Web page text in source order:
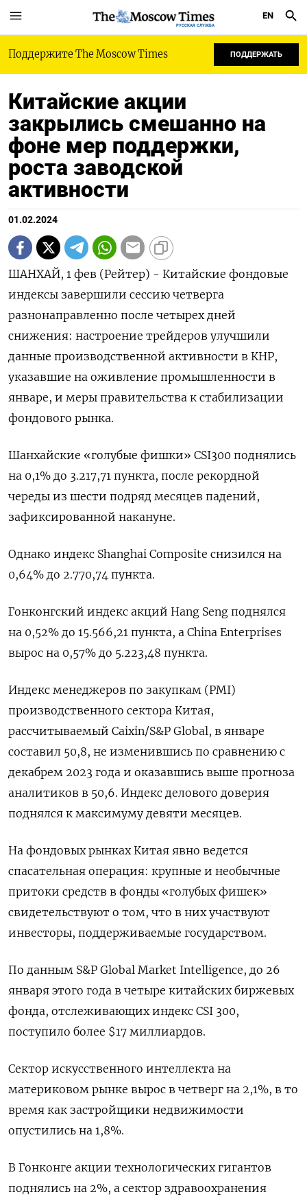
РУССКАЯ СЛУЖБА
EN
Поддержите The Moscow Times ПОДДЕРЖАТЬ
Китайские акции
закрылись смешанно на
фоне мер поддержки,
роста заводской
активности
01.02.2024
ШАНХАЙ, 1 фев (Рейтер) - Китайские фондовые
индексы завершили сессию четверга
разнонаправленно после четырех дней
снижения: настроение трейдеров улучшили
данные производственной активности в КНР,
указавшие на оживление промышленности в
январе, и меры правительства к стабилизации
фондового рынка.
Шанхайские «голубые фишки» CSI300 поднялись
на 0,1% до 3.217,71 пункта, после рекордной
череды из шести подряд месяцев падений,
зафиксированной накануне.
Однако индекс Shanghai Composite снизился на
0,64% до 2.770,74 пункта.
Гонконгский индекс акций Hang Seng поднялся
на 0,52% до 15.566,21​ пункта, а China Enterprises
вырос на 0,57% до 5.223,48 пункта.
Индекс менеджеров по закупкам (PMI)
производственного сектора Китая,
рассчитываемый Сaixin/S&P Global, в январе
составил 50,8, не изменившись по сравнению с
декабрем 2023 года и оказавшись выше прогноза
аналитиков в 50,6. Индекс делового доверия
поднялся к максимуму девяти месяцев.
На фондовых рынках Китая явно ведется
спасательная операция: крупные и необычные
притоки средств в фонды «голубых фишек»
свидетельствуют о том, что в них участвуют
инвесторы, поддерживаемые государством.
По данным S&P Global Market Intelligence, до 26
января этого года в четыре китайских биржевых
фонда, отслеживающих индекс CSI 300,
поступило более $17 миллиардов.
Сектор искусственного интеллекта на
материковом рынке вырос в четверг на 2,1%, в то
время как застройщики недвижимости
опустились на 1,8%.
В Гонконге акции технологических гигантов
поднялись на 2%, а сектор здравоохранения